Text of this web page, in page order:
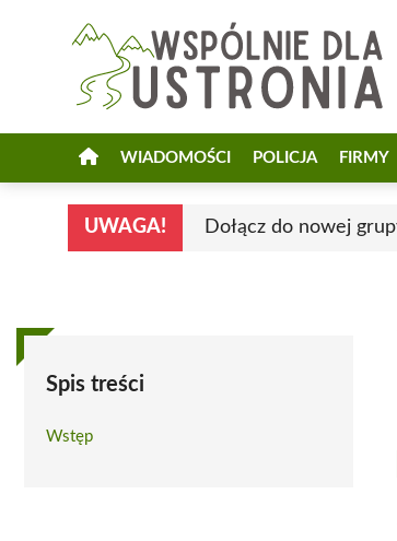
WIADOMOŚCI POLICJA FIRMY
UWAGA! Dołącz do nowej
Spis treści
Wstęp